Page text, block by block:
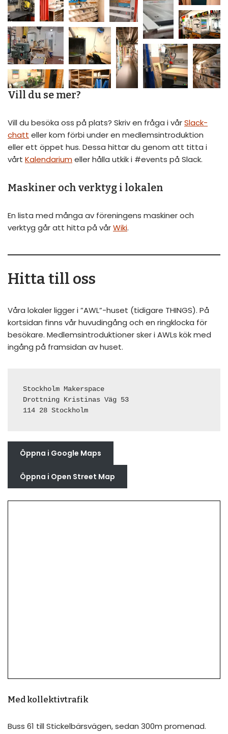
Vill du se mer?
Vill du besöka oss på plats? Skriv en fråga i vårSlack-
chatt eller kom förbi under en medlemsintroduktion
eller ett öppet hus. Dessa hittar du genom att titta i
vårt Kalendariumeller hålla utkik i #events på Slack.
Maskiner och verktyg i lokalen
En lista med många av föreningens maskiner och
verktyg går att hitta på vårWiki.
Hitta till oss
Våra lokaler ligger i ”AWL”-huset (tidigare THINGS). På
kortsidan finns vår huvudingång och en ringklocka för
besökare. Medlemsintroduktioner sker i AWLs kök med
ingång på framsidan av huset.
Stockholm Makerspace
Drottning Kristinas Väg 53
114 28 Stockholm
Öppna i Google Maps
Öppna i Open Street Map
Med kollektivtrafik
Buss 61 till Stickelbärsvägen, sedan 300m promenad.